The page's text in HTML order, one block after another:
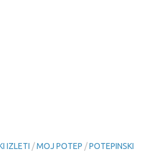
IZLETI /MOJ POTEP /POTEPINSKI